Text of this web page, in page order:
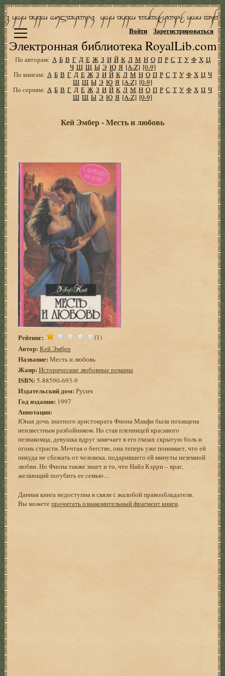
Электронная библиотека RoyalLib.com
Войти Зарегистрироваться
По авторам: А Б В Г Д Е Ж З И Й К Л М Н О П Р С Т У Ф Х Ц
Ч Ш Щ Ы Э Ю Я [A-Z] [0-9]
По книгам: А Б В Г Д Е Ж З И Й К Л М Н О П Р С Т У Ф Х Ц Ч
Ш Щ Ы Э Ю Я [A-Z] [0-9]
По сериям: А Б В Г Д Е Ж З И Й К Л М Н О П Р С Т У Ф Х Ц Ч
Ш Щ Ы Э Ю Я [A-Z] [0-9]
Кей Эмбер - Месть и любовь
Рейтинг: (1)
Автор: Кей Эмбер
Название: Месть и любовь
Жанр: Исторические любовные романы
ISBN: 5-88590-693-9
Издательский дом:Русич
Год издания: 1997
Аннотация:
Юная дочь знатного аристократа Фиона Макфи была похищена
неизвестным разбойником. Но став пленницей красивого
незнакомца, девушка вдруг замечает в его глазах скрытую боль и
огонь страсти. Мечтая о бегстве, она теперь уже понимает, что ей
никуда не сбежать от человека, подарившего ей минуты неземной
любви. Но Фиона также знает и то, что Найл Кэрри – враг,
желающий погубить ее семью…
Данная книга недоступна в связи с жалобой правообладателя.
Вы можетепрочитать ознакомительный фрагмент книги.